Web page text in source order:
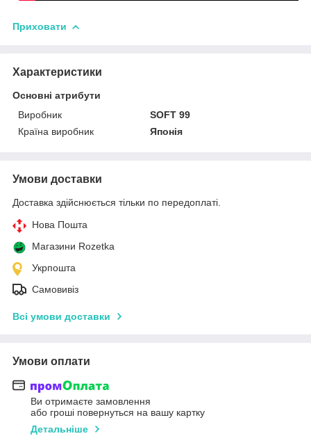
Приховати
Характеристики
Основні атрибути
Виробник
SOFT 99
Країна виробник
Японія
Умови доставки
Доставка здійснюється тільки по передоплаті.
Нова Пошта
Магазини Rozetka
Укрпошта
Самовивіз
Всі умови доставки
Умови оплати
Ви отримаєте замовлення
або гроші повернуться на вашу картку
Детальніше